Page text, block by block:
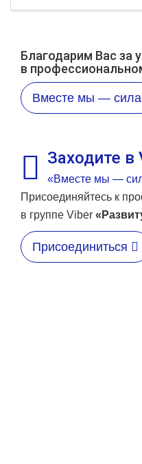
Благодарим Вас за
в
Вместе мы —
Заходите в
«Вместе мы —
Присоединяйтесь к
в группе Viber
Присоединиться